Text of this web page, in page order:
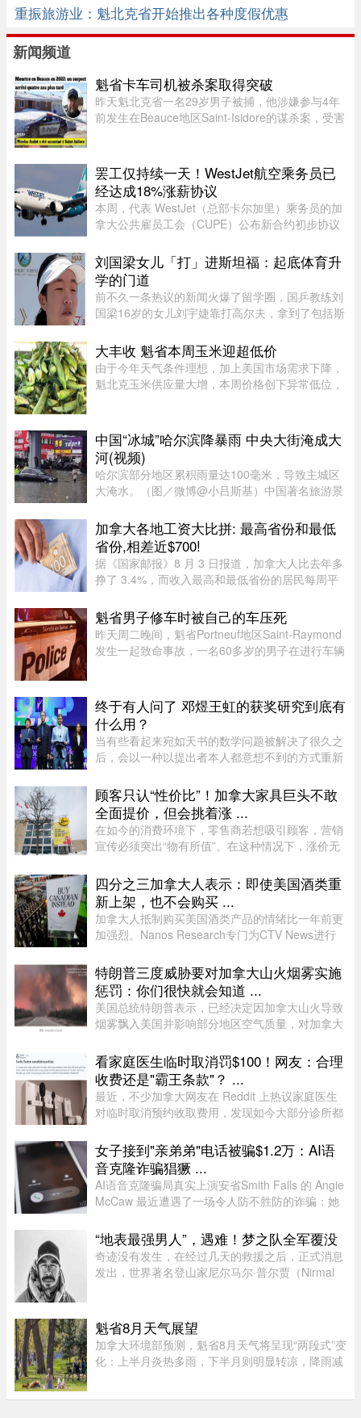
重振旅游业：魁北克省开始推出各种度假优惠
新闻频道
魁省卡车司机被杀案取得突破
昨天魁北克省一名29岁男子被捕，他涉嫌参与4年
前发生在Beauce地区Saint-Isidore的谋杀案，受害
人étienne Gourde。Gourde将在 ...
罢工仅持续一天！WestJet航空乘务员已
经达成18%涨薪协议
本周，代表 WestJet（总部卡尔加里）乘务员的加
拿大公共雇员工会（CUPE）公布新合约初步协议
时段津贴"，地面工作也获补偿；休息时间增加；
餐食和制服津贴上调；其他一系 ...
刘国梁女儿「打」进斯坦福：起底体育升
学的门道
前不久一条热议的新闻火爆了留学圈，国乒教练刘
国梁16岁的女儿刘宇婕靠打高尔夫，拿到了包括斯
说，从6月15日那天开始，她每晚都要花上一到两
个小时，接美国大学高尔夫校队 ...
大丰收 魁省本周玉米迎超低价
由于今年天气条件理想，加上美国市场需求下降，
魁北克玉米供应量大增，本周价格创下异常低位，
人David Côté表示， ...
中国“冰城”哈尔滨降暴雨 中央大街淹成大
河(视频)
哈尔滨部分地区累积雨量达100毫米，导致主城区
大淹水。（图／微博@小吕斯基）中国著名旅游景
雨量达100毫米，导致主城区大淹水。游客最爱逛
的中央大街，也积水严重。民众 ...
加拿大各地工资大比拼: 最高省份和最低
省份,相差近$700!
据《国家邮报》8 月 3 日报道，加拿大人比去年多
挣了 3.4%，而收入最高和最低省份的居民每周平
（Statistics Canada）最新发布的数据，披露了全
国及各省、地区居民的平均周 ...
魁省男子修车时被自己的车压死
昨天周二晚间，魁省Portneuf地区Saint-Raymond
发生一起致命事故，一名60多岁的男子在进行车辆
Raymond的rang Sainte-Croix，当时一名 ...
终于有人问了 邓煜王虹的获奖研究到底有
什么用？
当有些看起来宛如天书的数学问题被解决了很久之
后，会以一种以提出者本人都意想不到的方式重新
热闹的祝贺声中，也会有人好奇：邓煜研究的狭义
希尔伯特第六问题和王虹研 ...
顾客只认“性价比”！加拿大家具巨头不敢
全面提价，但会挑着涨 ...
在如今的消费环境下，零售商若想吸引顾客，营销
宣传必须突出“物有所值”。在这种情况下，涨价无
持续挤压利润空间，Leon’s Furniture Ltd.（LNF-
T）的管理层表示，公 ...
四分之三加拿大人表示：即使美国酒类重
新上架，也不会购买 ...
加拿大人抵制购买美国酒类产品的情绪比一年前更
加强烈。Nanos Research专门为CTV News进行
大人表示，即使美国酒类重新摆上货架，他们也不
太可能购买。 ...
特朗普三度威胁要对加拿大山火烟雾实施
惩罚：你们很快就会知道 ...
美国总统特朗普表示，已经决定因加拿大山火导致
烟雾飘入美国并影响部分地区空气质量，对加拿大
期里，特朗普第三次就此事对加拿大发出威胁。周
日晚间，特朗普在“空 ...
看家庭医生临时取消罚$100！网友：合理
收费还是"霸王条款"？ ...
最近，不少加拿大网友在 Reddit 上热议家庭医生
对临时取消预约收取费用，发现如今大部分诊所都
$60至$100之间。多名网友表示，这类收费政策其
实已经实行十年以上，$60 ...
女子接到"亲弟弟"电话被骗$1.2万：AI语
音克隆诈骗猖獗 ...
AI语音克隆骗局真实上演安省Smith Falls 的 Angie
McCaw 最近遭遇了一场令人防不胜防的诈骗：她
叫出了她弟弟的名字，连声音都几乎一模一
样。"电话那头听起来真的就是我 ...
“地表最强男人”，遇难！梦之队全军覆没
奇迹没有发生，在经过几天的救援之后，正式消息
发出，世界著名登山家尼尔马尔·普尔贾（Nirmal
月2日，巴基斯坦阿尔卑斯俱 ...
魁省8月天气展望
加拿大环境部预测，魁省8月天气将呈现“两段式”变
化：上半月炎热多雨，下半月则明显转凉，降雨减